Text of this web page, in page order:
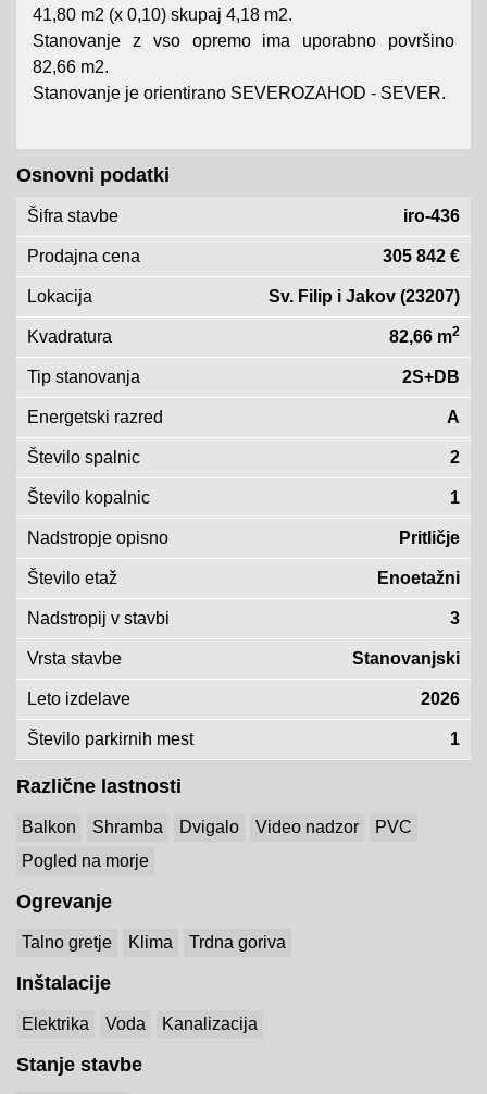
41,80 m2 (x 0,10) skupaj 4,18 m2.
Stanovanje z vso opremo ima uporabno površino
82,66 m2.
Stanovanje je orientirano SEVEROZAHOD - SEVER.
Osnovni podatki
Šifra stavbe iro-436
Prodajna cena 305 842 €
Lokacija Sv. Filip i Jakov (23207)
Kvadratura 82,66 m2
Tip stanovanja 2S+DB
Energetski razred A
Število spalnic 2
Število kopalnic 1
Nadstropje opisno Pritličje
Število etaž Enoetažni
Nadstropij v stavbi 3
Vrsta stavbe Stanovanjski
Leto izdelave 2026
Število parkirnih mest 1
Različne lastnosti
Balkon Shramba Dvigalo Video nadzor
PVC
Pogled na morje
Ogrevanje
Talno gretje Klima Trdna goriva
Inštalacije
Elektrika Voda Kanalizacija
Stanje stavbe